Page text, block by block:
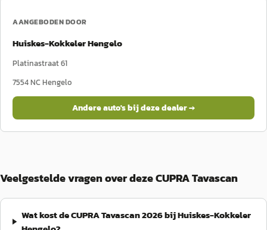
AANGEBODEN DOOR
Huiskes-Kokkeler Hengelo
Platinastraat 61
7554 NC Hengelo
Andere auto's bij deze dealer →
Veelgestelde vragen over deze CUPRA Tavascan
Wat kost de CUPRA Tavascan 2026 bij Huiskes-Kokkeler